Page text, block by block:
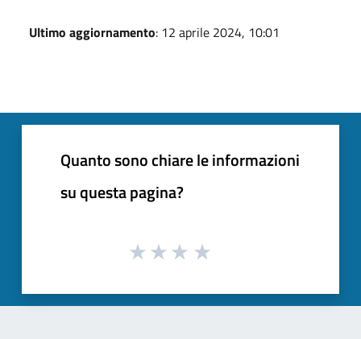
Ultimo aggiornamento: 12 aprile 2024, 10:01
Quanto sono chiare le informazioni
su questa pagina?